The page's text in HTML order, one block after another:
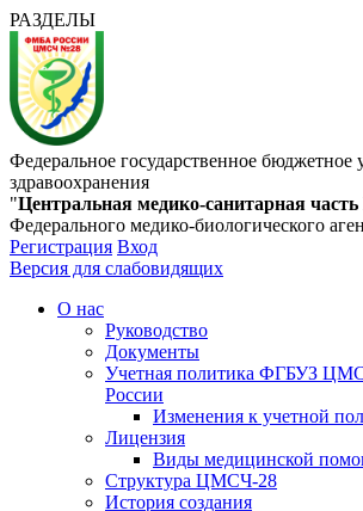
РАЗДЕЛЫ
Федеральное государственное бюджетное
здравоохранения
"Центральная медико-санитарная
Федерального медико-биологического
Регистрация Вход
Версия для слабовидящих
О нас
Руководство
Документы
Учетная политика ФГБУЗ
России
Изменения к учетной
Лицензия
Виды медицинской
Структура ЦМСЧ-28
История создания